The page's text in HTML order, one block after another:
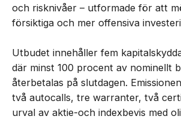
och risknivåer – utformade för att
försiktiga och mer offensiva
Utbudet innehåller fem
där minst 100 procent av nominellt
återbetalas på slutdagen.
två autocalls, tre warranter, två
urval av aktie-och indexbevis med